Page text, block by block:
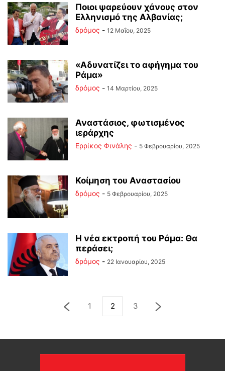
Ποιοι ψαρεύουν χάνους στον
Ελληνισμό της Αλβανίας;
δρόμος - 12 Μαΐου, 2025
«Αδυνατίζει το αφήγημα του
Ράμα»
δρόμος - 14 Μαρτίου, 2025
Αναστάσιος, φωτισμένος
ιεράρχης
Ερρίκος Φινάλης - 5 Φεβρουαρίου, 2025
Κοίμηση του Αναστασίου
δρόμος - 5 Φεβρουαρίου, 2025
Η νέα εκτροπή του Ράμα: Θα
περάσει;
δρόμος - 22 Ιανουαρίου, 2025
1 2 3